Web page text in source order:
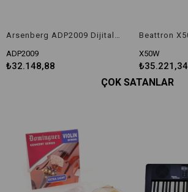
Arsenberg ADP2009 Dijital Piyano (2026 Versiyon)
ADP2009
₺32.148,88
X50W
₺35.221,34
ÇOK SATANLAR